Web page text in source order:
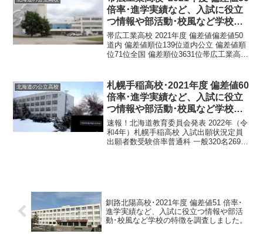
倍率･進学実績など、入試に役立
つ情報や部活動･校風など学校の
特徴を調査しました。
帯広工業高校 2021年度 偏差値偏差値50
道内 偏差値順位139位道内公立 偏差値順
位71位全国 偏差順位3631位帯広工業高校
２丁目８−１電話番号015...
北海道の公立高校
札幌手稲高校･2021年度 偏差値60
倍率･進学実績など、入試に役立
つ情報や部活動･校風など学校の
特徴を調査しました。
速報！北海道教育委員会発表 2022年（令
和4年）札幌手稲高校 入試出願状況定員
出願者数受験倍率普通科 一般320名269名
釧路北陽高校･2021年度 偏差値51 倍率･
進学実績など、入試に役立つ情報や部活
動･校風など学校の特徴を調査しました。